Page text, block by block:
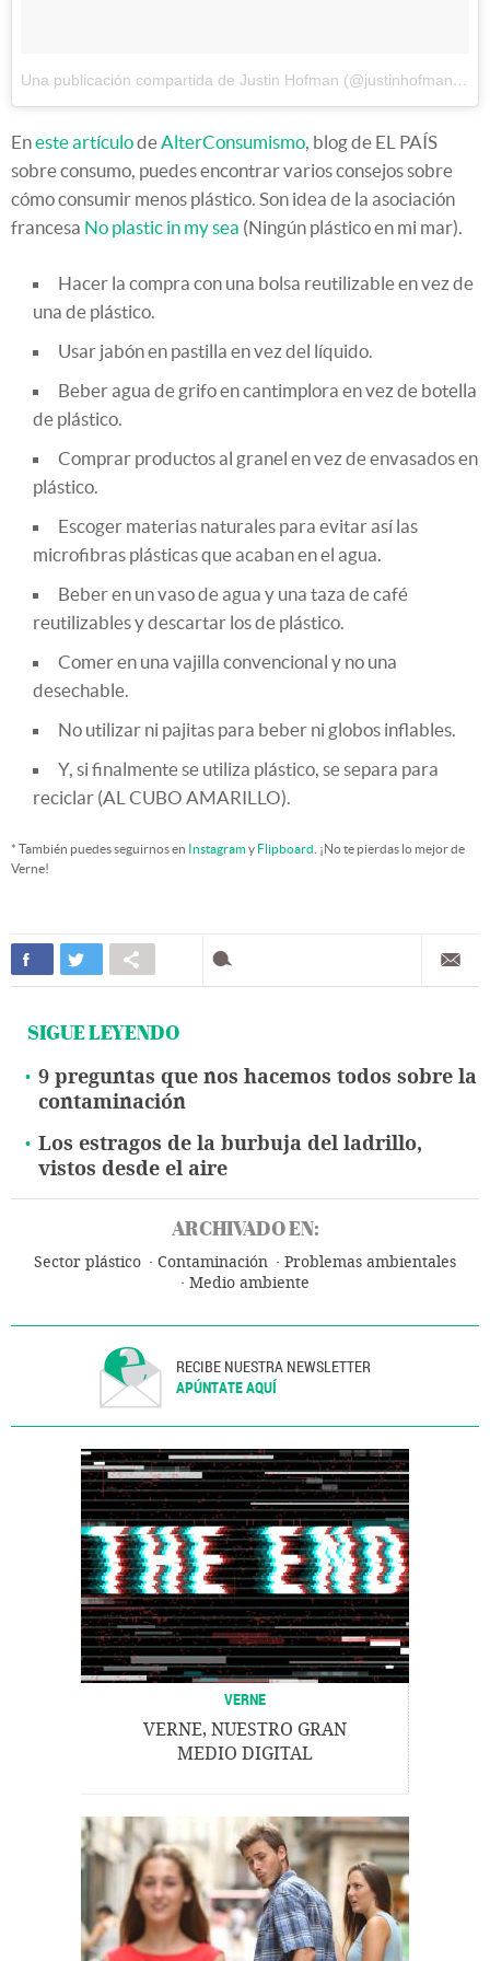
Una publicación compartida de Justin Hofman (@justinhofman)el
Eneste artículode AlterConsumismo , blog de EL PAÍS
sobre consumo, puedes encontrar varios consejos sobre
cómo consumir menos plástico. Son idea de la asociación
francesa No plastic in my sea (Ningún plástico en mi mar).
Hacer la compra con una bolsa reutilizable en vez de
una de plástico.
Usar jabón en pastilla en vez del líquido.
Beber agua de grifo en cantimplora en vez de botella
de plástico.
Comprar productos al granel en vez de envasados en
plástico.
Escoger materias naturales para evitar así las
microfibras plásticas que acaban en el agua.
Beber en un vaso de agua y una taza de café
reutilizables y descartar los de plástico.
Comer en una vajilla convencional y no una
desechable.
No utilizar ni pajitas para beber ni globos inflables.
Y, si finalmente se utiliza plástico, se separa para
reciclar (AL CUBO AMARILLO).
* También puedes seguirnos en Instagramy Flipboard . ¡No te pierdas lo mejor de
Verne!
SIGUE LEYENDO
9 preguntas que nos hacemos todos sobre la
contaminación
Los estragos de la burbuja del ladrillo,
vistos desde el aire
ARCHIVADO EN:
Sector plástico Contaminación
Problemas ambientales
Medio ambiente
RECIBE NUESTRA NEWSLETTER
APÚNTATE AQUÍ
VERNE
VERNE, NUESTRO GRAN
MEDIO DIGITAL